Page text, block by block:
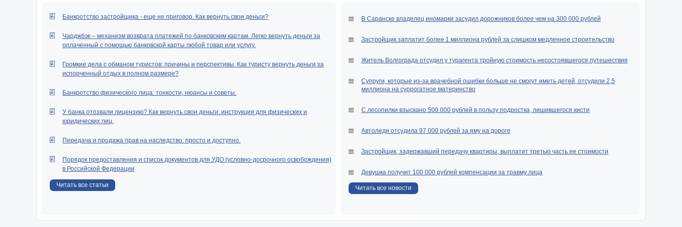
дальнейшем?
ребенка?
сумму указать в заявлении о взыскании алиментов
на ребенка и на себя?
алименты на содержание второго ребенка?
Что я могу сделать, чтобы увеличить сумму
ребенка?
Бывший муж не платит алименты на ребенка и не
Банкротство застройщика - еще не приговор. Как вернуть свои деньги?
Чарджбэк – механизм возврата платежей по банковским картам. Легко вернуть деньги за
оплаченный с помощью банковской карты любой товар или услугу.
Громкие дела с обманом туристов: причины и перспективы. Как туристу вернуть деньги за
испорченный отдых в полном размере?
Банкротство физического лица: тонкости, нюансы и советы.
У банка отозвали лицензию? Как вернуть свои деньги: инструкция для физических и
юридических лиц.
Передача и продажа прав на наследство: просто и доступно.
Порядок предоставления и список документов для УДО (условно-досрочного освобождения)
в Российской Федерации
Читать все статьи
В Саранске владелец иномарки засудил дорожников более чем на 300 000 рублей
Застройщик заплатит более 1 миллиона рублей за слишком медленное строительство
Житель Волгограда отсудил у турагента тройную стоимость несостоявшегося путешествия
Супруги, которые из-за врачебной ошибки больше не смогут иметь детей, отсудили 2,5
миллиона на суррогатное материнство
С лесопилки взыскано 500 000 рублей в пользу подростка, лишившегося кисти
Автоледи отсудила 97 000 рублей за яму на дороге
Застройщик, задержавший передачу квартиры, выплатит третью часть ее стоимости
Девушка получит 100 000 рублей компенсации за травму лица
Читать все новости